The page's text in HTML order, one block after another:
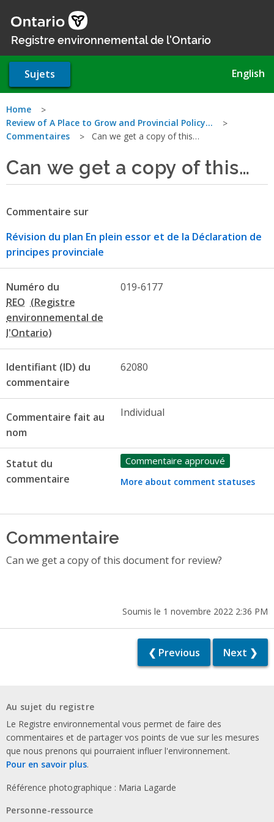
au
contenu
Registre environnemental de l'Ontario
Sujets English
Vous
êtes
ici
Home
Review of A Place to Grow and Provincial Policy…
Commentaires
Can we get a copy of this…
Can we get a copy of this…
Commentaire sur
Révision du plan En plein essor et de la Déclaration de
principes provinciale
Numéro du
REO
019-6177
Identifiant (ID) du
commentaire
62080
Commentaire fait au
nom
Individual
Statut du
commentaire
Commentaire approuvé
More about comment statuses
Commentaire
Can we get a copy of this document for review?
Soumis le 1 novembre 2022 2:36 PM
❮ Previous Next ❯
Au sujet du registre
Le Registre environnemental vous permet de faire des
commentaires et de partager vos points de vue sur les mesures
que nous prenons qui pourraient influer l'environnement.
Pour en savoir plus.
Référence photographique : Maria Lagarde
Personne-ressource